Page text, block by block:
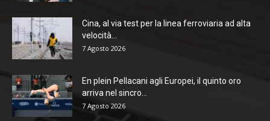
Cina, al via test per la linea ferroviaria ad alta
velocità...
7 Agosto 2026
En plein Pellacani agli Europei, il quinto oro
arriva nel sincro...
7 Agosto 2026